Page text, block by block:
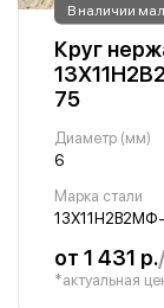
В наличии
Круг
75
Диаметр (мм)
6
Марка стали
от 1 431 р.
*актуальная